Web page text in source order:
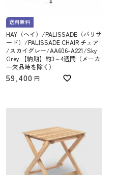
送料無料
HAY（ヘイ）/PALISSADE（パリサ
ード）/PALISSADE CHAIR チェア
/スカイグレー/AA606-A221/Sky
Grey 【納期】約3～4週間（メーカ
ー欠品時を除く）
59,400